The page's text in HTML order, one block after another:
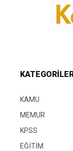
KAMU
MEMUR
KPSS
EĞİTİM